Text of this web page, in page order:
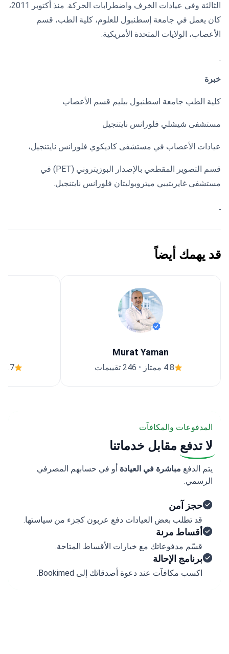
الثالثة وفي عيادات الخرف واضطرابات الحركة. منذ أكتوبر 2011،
كان يعمل في جامعة إسطنبول للعلوم، كلية الطب، قسم
الأعصاب، الولايات المتحدة الأمريكية.
خبرة
كلية الطب جامعة اسطنبول بيليم قسم الأعصاب
مستشفى شيشلي فلورانس نايتنجيل
عيادات الأعصاب في مستشفى كاديكوي فلورانس نايتنجيل،
قسم التصوير المقطعي بالإصدار البوزيتروني (PET) في
مستشفى غايريتيبي ميتروبوليتان فلورانس نايتنجيل.
قد يهمك أيضاً
Murat Yaman
4.8 ممتاز • 246 تقييمات 4.7 ممتاز
المدفوعات والمكافآت
لا تدفع مقابل خدماتنا
يتم الدفع مباشرة في العيادة أو في حسابهم المصرفي
الرسمي.
حجز آمن
قد تطلب بعض العيادات دفع عربون كجزء من سياستها.
أقساط مرنة
قسّم مدفوعاتك مع خيارات الأقساط المتاحة.
برنامج الإحالة
اكسب مكافآت عند دعوة أصدقائك إلى Bookimed.